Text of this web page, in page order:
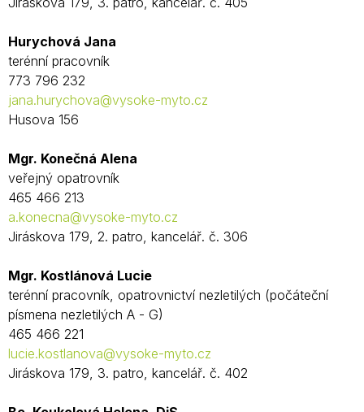
Hurychová Jana
terénní pracovník
773 796 232
jana.hurychova@vysoke-myto.cz
Husova 156
Mgr. Konečná Alena
veřejný opatrovník
465 466 213
a.konecna@vysoke-myto.cz
Jiráskova 179, 2. patro, kancelář. č. 306
Mgr. Kostlánová Lucie
terénní pracovník, opatrovnictví nezletilých (počáteční
písmena nezletilých A - G)
465 466 221
lucie.kostlanova@vysoke-myto.cz
Jiráskova 179, 3. patro, kancelář. č. 402